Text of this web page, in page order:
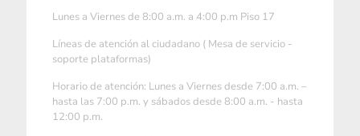
Lunes a Viernes de 8:00 a.m. a 4:00 p.m Piso 17
Líneas de atención al ciudadano ( Mesa de servicio -
soporte plataformas)
Horario de atención: Lunes a Viernes desde 7:00 a.m. –
hasta las 7:00 p.m. y sábados desde 8:00 a.m. - hasta
12:00 p.m.